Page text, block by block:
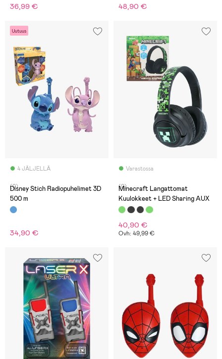
36,99 € 48,90 €
Uutuus
4 JÄLJELLÄ
(0)
Disney Stich Radiopuhelimet 3D
500 m
34,90 €
Varastossa
(0)
Minecraft Langattomat
Kuulokkeet + LED Sharing AUX
40,90 €
Ovh: 49,99 €